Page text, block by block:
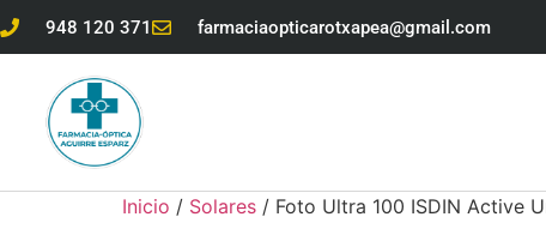
948 120 371 farmaciaopticarotxapea@gmail.com
Inicio / Solares / Foto Ultra 100 ISDIN Active